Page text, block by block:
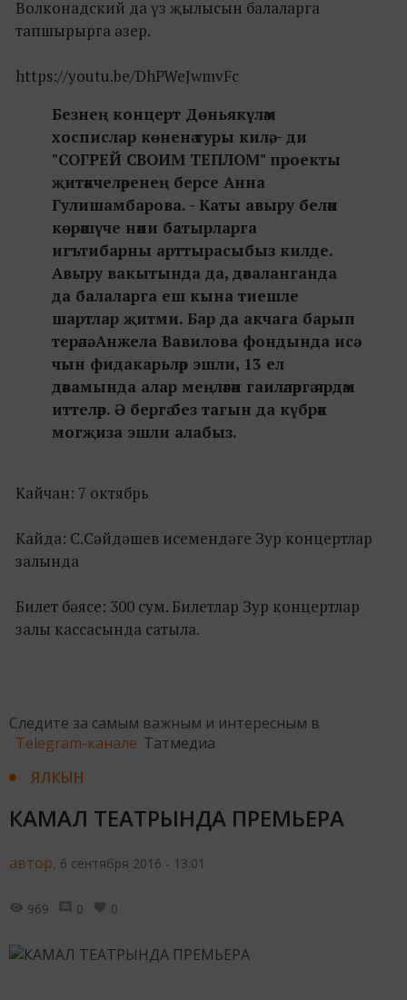
Волконадский да үз җылысын балаларга
тапшырырга әзер.
https://youtu.be/DhPWeJwmvFc
Безнең концерт Дөньякүләм
хоспислар көненә туры килә, - ди
"СОГРЕЙ СВОИМ ТЕПЛОМ" проекты
җитәкчеләренең берсе Анна
Гулишамбарова. - Каты авыру белән
көрәшүче нәни батырларга
игътибарны арттырасыбыз килде.
Авыру вакытында да, дәваланганда
да балаларга еш кына тиешле
шартлар җитми. Бар да акчага барып
терәлә. Анжела Вавилова фондында исә
чын фидакарьләр эшли, 13 ел
дәвамында алар меңләгән гаиләләргә ярдәм
иттеләр. Ә бергә без тагын да күбрәк
могҗиза эшли алабыз.
Кайчан: 7 октябрь
Кайда: С.Сәйдәшев исемендәге Зур концертлар
залында
Билет бәясе: 300 сум. Билетлар Зур концертлар
залы кассасында сатыла.
Следите за самым важным и интересным в
Telegram-канале Татмедиа
ЯЛКЫН
КАМАЛ ТЕАТРЫНДА ПРЕМЬЕРА
автор, 6 сентября 2016 - 13:01
969 0 0